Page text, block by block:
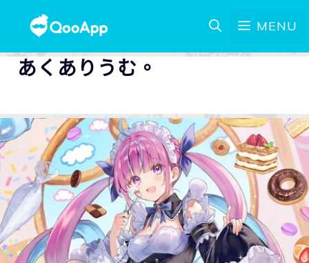
MENU
あくありうむ。